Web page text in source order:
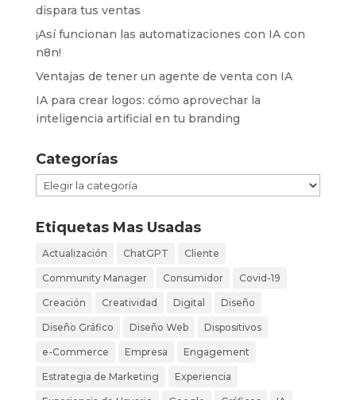
dispara tus ventas
¡Así funcionan las automatizaciones con IA con
n8n!
Ventajas de tener un agente de venta con IA
IA para crear logos: cómo aprovechar la
inteligencia artificial en tu branding
Categorías
Categorías
Etiquetas Mas Usadas
Actualización ChatGPT Cliente
Community Manager Consumidor Covid-19
Creación Creatividad Digital Diseño
Diseño Gráfico Diseño Web Dispositivos
e-Commerce Empresa Engagement
Estrategia de Marketing Experiencia